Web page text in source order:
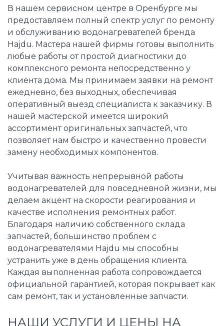
В нашем сервисном центре в Оренбурге мы
предоставляем полный спектр услуг по ремонту
и обслуживанию водонагревателей бренда
Hajdu. Мастера нашей фирмы готовы выполнить
любые работы от простой диагностики до
комплексного ремонта непосредственно у
клиента дома. Мы принимаем заявки на ремонт
ежедневно, без выходных, обеспечивая
оперативный выезд специалиста к заказчику. В
нашей мастерской имеется широкий
ассортимент оригинальных запчастей, что
позволяет нам быстро и качественно провести
замену необходимых компонентов.
Учитывая важность непрерывной работы
водонагревателей для повседневной жизни, мы
делаем акцент на скорости реагирования и
качестве исполнения ремонтных работ.
Благодаря наличию собственного склада
запчастей, большинство проблем с
водонагревателями Hajdu мы способны
устранить уже в день обращения клиента.
Каждая выполненная работа сопровождается
официальной гарантией, которая покрывает как
сам ремонт, так и установленные запчасти.
НАШИ УСЛУГИ И ЦЕНЫ НА